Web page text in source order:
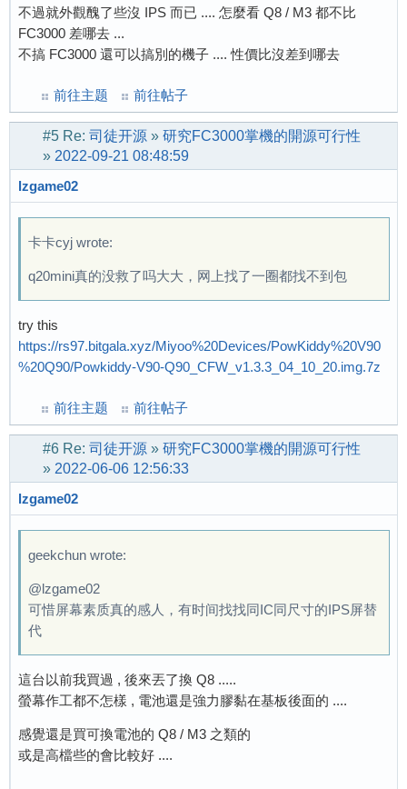
不過就外觀醜了些沒 IPS 而已 .... 怎麼看 Q8 / M3 都不比
FC3000 差哪去 ...
不搞 FC3000 還可以搞別的機子 .... 性價比沒差到哪去
前往主题 前往帖子
#5 Re: 司徒开源 » 研究FC3000掌機的開源可行性
» 2022-09-21 08:48:59
lzgame02
卡卡cyj wrote:
q20mini真的没救了吗大大，网上找了一圈都找不到包
try this
https://rs97.bitgala.xyz/Miyoo%20Devices/PowKiddy%20V90
%20Q90/Powkiddy-V90-Q90_CFW_v1.3.3_04_10_20.img.7z
前往主题 前往帖子
#6 Re: 司徒开源 » 研究FC3000掌機的開源可行性
» 2022-06-06 12:56:33
lzgame02
geekchun wrote:
@lzgame02
可惜屏幕素质真的感人，有时间找找同IC同尺寸的IPS屏替
代
這台以前我買過 , 後來丟了換 Q8 .....
螢幕作工都不怎樣 , 電池還是強力膠黏在基板後面的 ....
感覺還是買可換電池的 Q8 / M3 之類的
或是高檔些的會比較好 ....